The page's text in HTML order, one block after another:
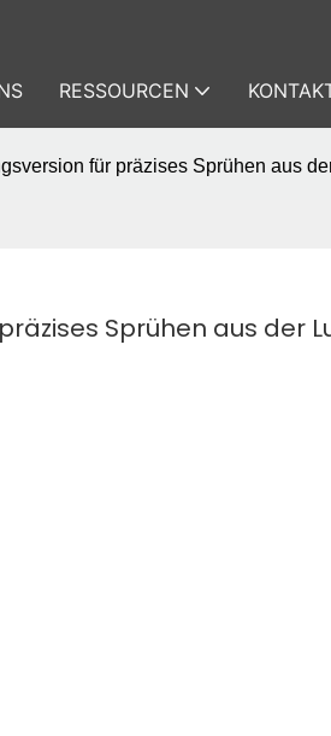
RESSOURCEN
für präzises Sprühen aus
Sprühen aus der